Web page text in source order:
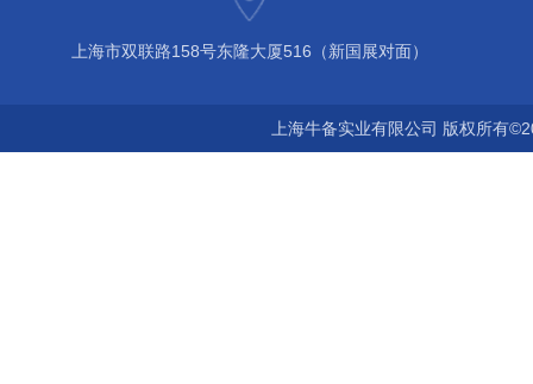
上海市双联路158号东隆大厦516（新国展对面）
上海牛备实业有限公司 版权所有